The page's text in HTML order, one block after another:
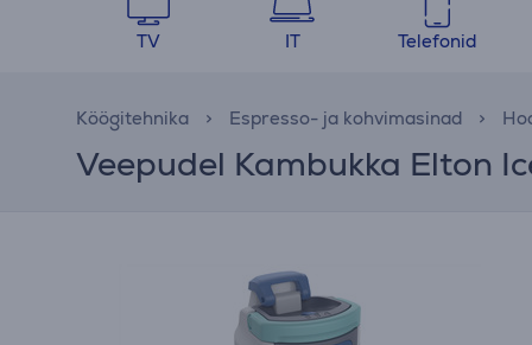
TV IT Telefonid
Köögitehnika Espresso- ja kohvimasinad
Veepudel Kambukka Elton